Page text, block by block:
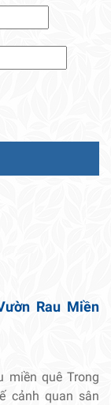
Rau Miền
miền quê Trong
cảnh quan sân